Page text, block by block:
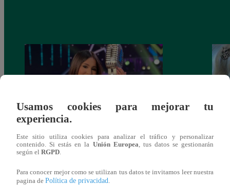
¡Imitadora de Laura Pausini se consagró
ganadora de Yo Soy: Nueva Generación!
Usamos cookies para mejorar tu
experiencia.
Este sitio utiliza cookies para analizar el tráfico y personalizar
contenido. Si estás en la Unión Europea , tus datos se gestionarán
según el RGPD
Para conocer mejor como se utilizan tus datos te invitamos leer nuestra
pagina de Política de privacidad